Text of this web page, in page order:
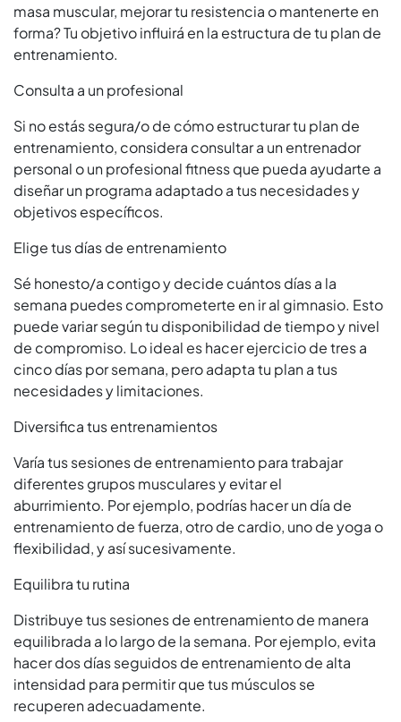
masa muscular, mejorar tu resistencia o mantenerte en
forma? Tu objetivo influirá en la estructura de tu plan de
entrenamiento.
Consulta a un profesional
Si no estás segura/o de cómo estructurar tu plan de
entrenamiento, considera consultar a un entrenador
personal o un profesional fitness que pueda ayudarte a
diseñar un programa adaptado a tus necesidades y
objetivos específicos.
Elige tus días de entrenamiento
Sé honesto/a contigo y decide cuántos días a la
semana puedes comprometerte en ir al gimnasio. Esto
puede variar según tu disponibilidad de tiempo y nivel
de compromiso. Lo ideal es hacer ejercicio de tres a
cinco días por semana, pero adapta tu plan a tus
necesidades y limitaciones.
Diversifica tus entrenamientos
Varía tus sesiones de entrenamiento para trabajar
diferentes grupos musculares y evitar el
aburrimiento. Por ejemplo, podrías hacer un día de
entrenamiento de fuerza, otro de cardio, uno de yoga o
flexibilidad, y así sucesivamente.
Equilibra tu rutina
Distribuye tus sesiones de entrenamiento de manera
equilibrada a lo largo de la semana. Por ejemplo, evita
hacer dos días seguidos de entrenamiento de alta
intensidad para permitir que tus músculos se
recuperen adecuadamente.